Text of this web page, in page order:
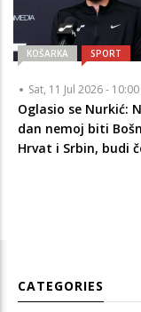
KOŠARKA SPORT
Sat, 11 Jul 2026 - 10:00
Oglasio se Nurkić:
dan nemoj biti
Hrvat i Srbin, budi
CATEGORIES